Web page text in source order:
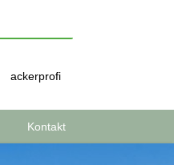
ackerprofi
Kontakt